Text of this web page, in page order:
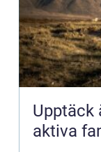
Upptäck
aktiva